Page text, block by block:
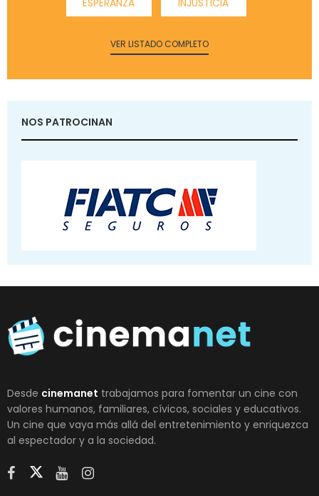
VER LISTADO COMPLETO
NOS PATROCINAN
Desde cinemanet trabajamos para fomentar un cine con
valores humanos, familiares, cívicos, sociales y educativos.
Un cine que vaya más allá del entretenimiento y enriquezca
al espectador y a la sociedad.